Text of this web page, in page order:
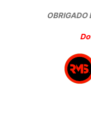
OBRIGADO